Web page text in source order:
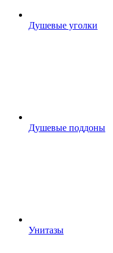
Душевые уголки
Душевые поддоны
Унитазы